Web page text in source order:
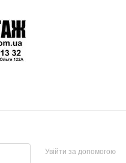
Увійти за допомогою